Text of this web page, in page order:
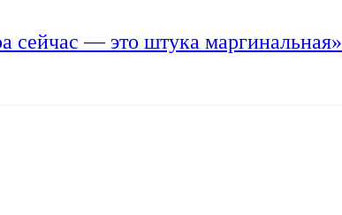
сейчас — это штука маргинальная»